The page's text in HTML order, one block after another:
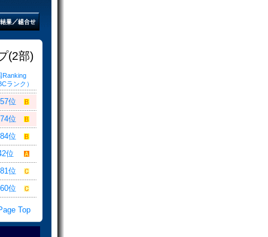
(2部)
Ranking
ランク）
位
位
位
位
位
位
Top